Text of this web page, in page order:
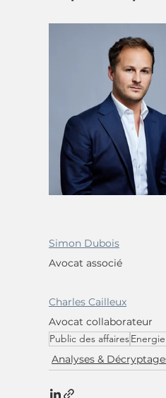
Simon Dubois
Avocat associé
Charles Cailleux
Avocat collaborateur
Public des affaires
Analyses &